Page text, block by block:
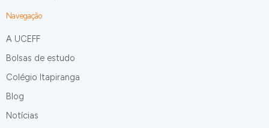
Navegação
A UCEFF
Bolsas de estudo
Colégio Itapiranga
Blog
Notícias